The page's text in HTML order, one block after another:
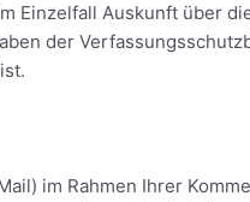
Auskunft über
der
im Rahmen Ihrer